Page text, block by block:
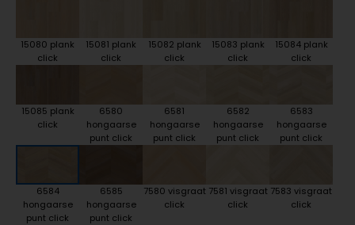
15080 plank
click
15081 plank
click
15082 plank
click
15083 plank
click
15084 plank
click
15085 plank
click
6580
hongaarse
punt click
6581
hongaarse
punt click
6582
hongaarse
punt click
6583
hongaarse
punt click
6584
hongaarse
punt click
6585
hongaarse
punt click
7580 visgraat
click
7581 visgraat
click
7583 visgraat
click